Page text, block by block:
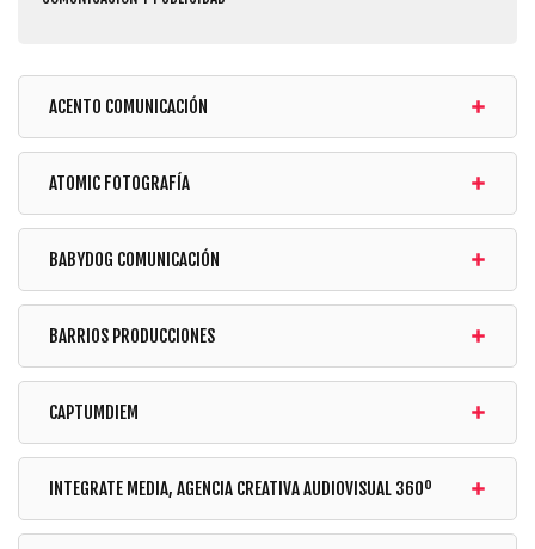
ACENTO COMUNICACIÓN
ATOMIC FOTOGRAFÍA
BABYDOG COMUNICACIÓN
BARRIOS PRODUCCIONES
CAPTUMDIEM
INTEGRATE MEDIA, AGENCIA CREATIVA AUDIOVISUAL 360º